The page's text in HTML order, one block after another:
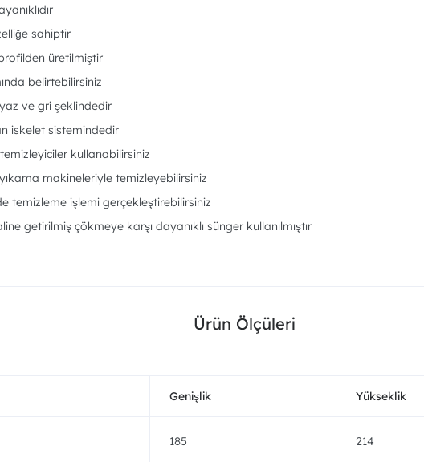
sahiptir
üretilmiştir
belirtebilirsiniz
ve gri şeklindedir
iskelet sistemindedir
kullanabilirsiniz
makineleriyle temizleyebilirsiniz
temizleme işlemi gerçekleştirebilirsiniz
getirilmiş çökmeye karşı dayanıklı sünger kullanılmıştır
Ürün Ölçüleri
Genişlik Yükseklik
185 214